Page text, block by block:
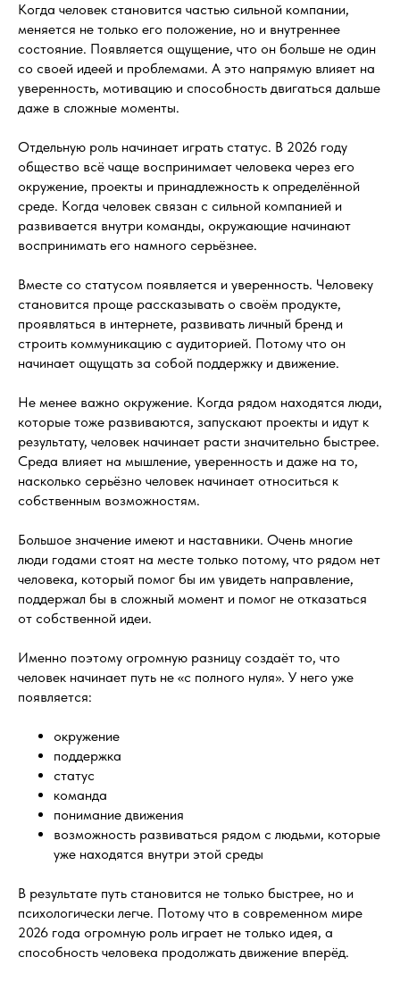
Когда человек становится частью сильной компании,
меняется не только его положение, но и внутреннее
состояние. Появляется ощущение, что он больше не один
со своей идеей и проблемами. А это напрямую влияет на
уверенность, мотивацию и способность двигаться дальше
даже в сложные моменты.
Отдельную роль начинает играть статус. В 2026 году
общество всё чаще воспринимает человека через его
окружение, проекты и принадлежность к определённой
среде. Когда человек связан с сильной компанией и
развивается внутри команды, окружающие начинают
воспринимать его намного серьёзнее.
Вместе со статусом появляется и уверенность. Человеку
становится проще рассказывать о своём продукте,
проявляться в интернете, развивать личный бренд и
строить коммуникацию с аудиторией. Потому что он
начинает ощущать за собой поддержку и движение.
Не менее важно окружение. Когда рядом находятся люди,
которые тоже развиваются, запускают проекты и идут к
результату, человек начинает расти значительно быстрее.
Среда влияет на мышление, уверенность и даже на то,
насколько серьёзно человек начинает относиться к
собственным возможностям.
Большое значение имеют и наставники. Очень многие
люди годами стоят на месте только потому, что рядом нет
человека, который помог бы им увидеть направление,
поддержал бы в сложный момент и помог не отказаться
от собственной идеи.
Именно поэтому огромную разницу создаёт то, что
человек начинает путь не «с полного нуля». У него уже
появляется:
окружение
поддержка
статус
команда
понимание движения
возможность развиваться рядом с людьми, которые
уже находятся внутри этой среды
В результате путь становится не только быстрее, но и
психологически легче. Потому что в современном мире
2026 года огромную роль играет не только идея, а
способность человека продолжать движение вперёд.